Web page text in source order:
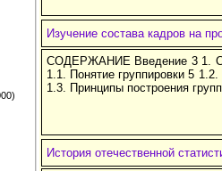
Изучение состава кадров на
СОДЕРЖАНИЕ Введение 3 1.
1.1. Понятие группировки 5
1.3. Принципы построения
История отечественной